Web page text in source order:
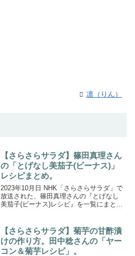
凛（りん）
【さらさらサラダ】篠田真理さん
の「とげなし美茄子(ビーナス)」
レシピまとめ。
2023年10月日 NHK「さらさらサラダ」で
放送された、篠田真理さんの『とげなし
美茄子(ビーナス)レシピ』を一覧にまとめ
はなすの栽培が盛んな地域で、この時期
作られ...
【さらさらサラダ】菊芋の甘酢漬
けの作り方。田中稔さんの「ヤー
コン＆菊芋レシピ」。